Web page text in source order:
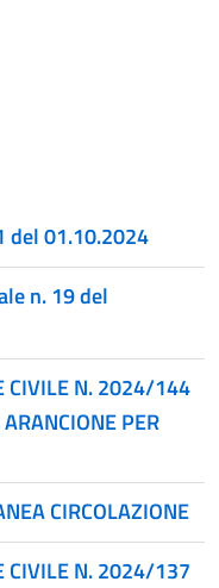
del 01.10.2024
n. 19 del
CIVILE N. 2024/144
PER
CIRCOLAZIONE
CIVILE N. 2024/137